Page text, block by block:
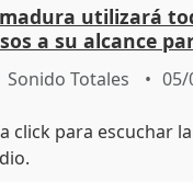
utilizará
a su alcance
migrantes
Sonido Totales 05/